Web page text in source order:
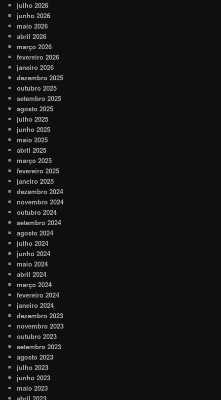
julho 2026
junho 2026
maio 2026
abril 2026
março 2026
fevereiro 2026
janeiro 2026
dezembro 2025
outubro 2025
setembro 2025
agosto 2025
julho 2025
junho 2025
maio 2025
abril 2025
março 2025
fevereiro 2025
janeiro 2025
dezembro 2024
novembro 2024
outubro 2024
setembro 2024
agosto 2024
julho 2024
junho 2024
maio 2024
abril 2024
março 2024
fevereiro 2024
janeiro 2024
dezembro 2023
novembro 2023
outubro 2023
setembro 2023
agosto 2023
julho 2023
junho 2023
maio 2023